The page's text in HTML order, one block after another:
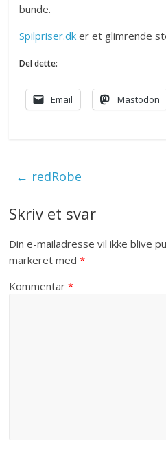
bunde.
Spilpriser.dk er et glimrende
Del dette:
Email Mastodon
← redRobe
Skriv et svar
Din e-mailadresse vil ikke blive
markeret med*
Kommentar*